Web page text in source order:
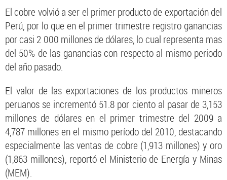
El cobre volvió a ser el primer producto de exportación del
Perú, por lo que en el primer trimestre registro ganancias
por casi 2 000 millones de dólares, lo cual representa mas
del 50% de las ganancias con respecto al mismo periodo
del año pasado.
El valor de las exportaciones de los productos mineros
peruanos se incrementó 51.8 por ciento al pasar de 3,153
millones de dólares en el primer trimestre del 2009 a
4,787 millones en el mismo período del 2010, destacando
especialmente las ventas de cobre (1,913 millones) y oro
(1,863 millones), reportó el Ministerio de Energía y Minas
(MEM).